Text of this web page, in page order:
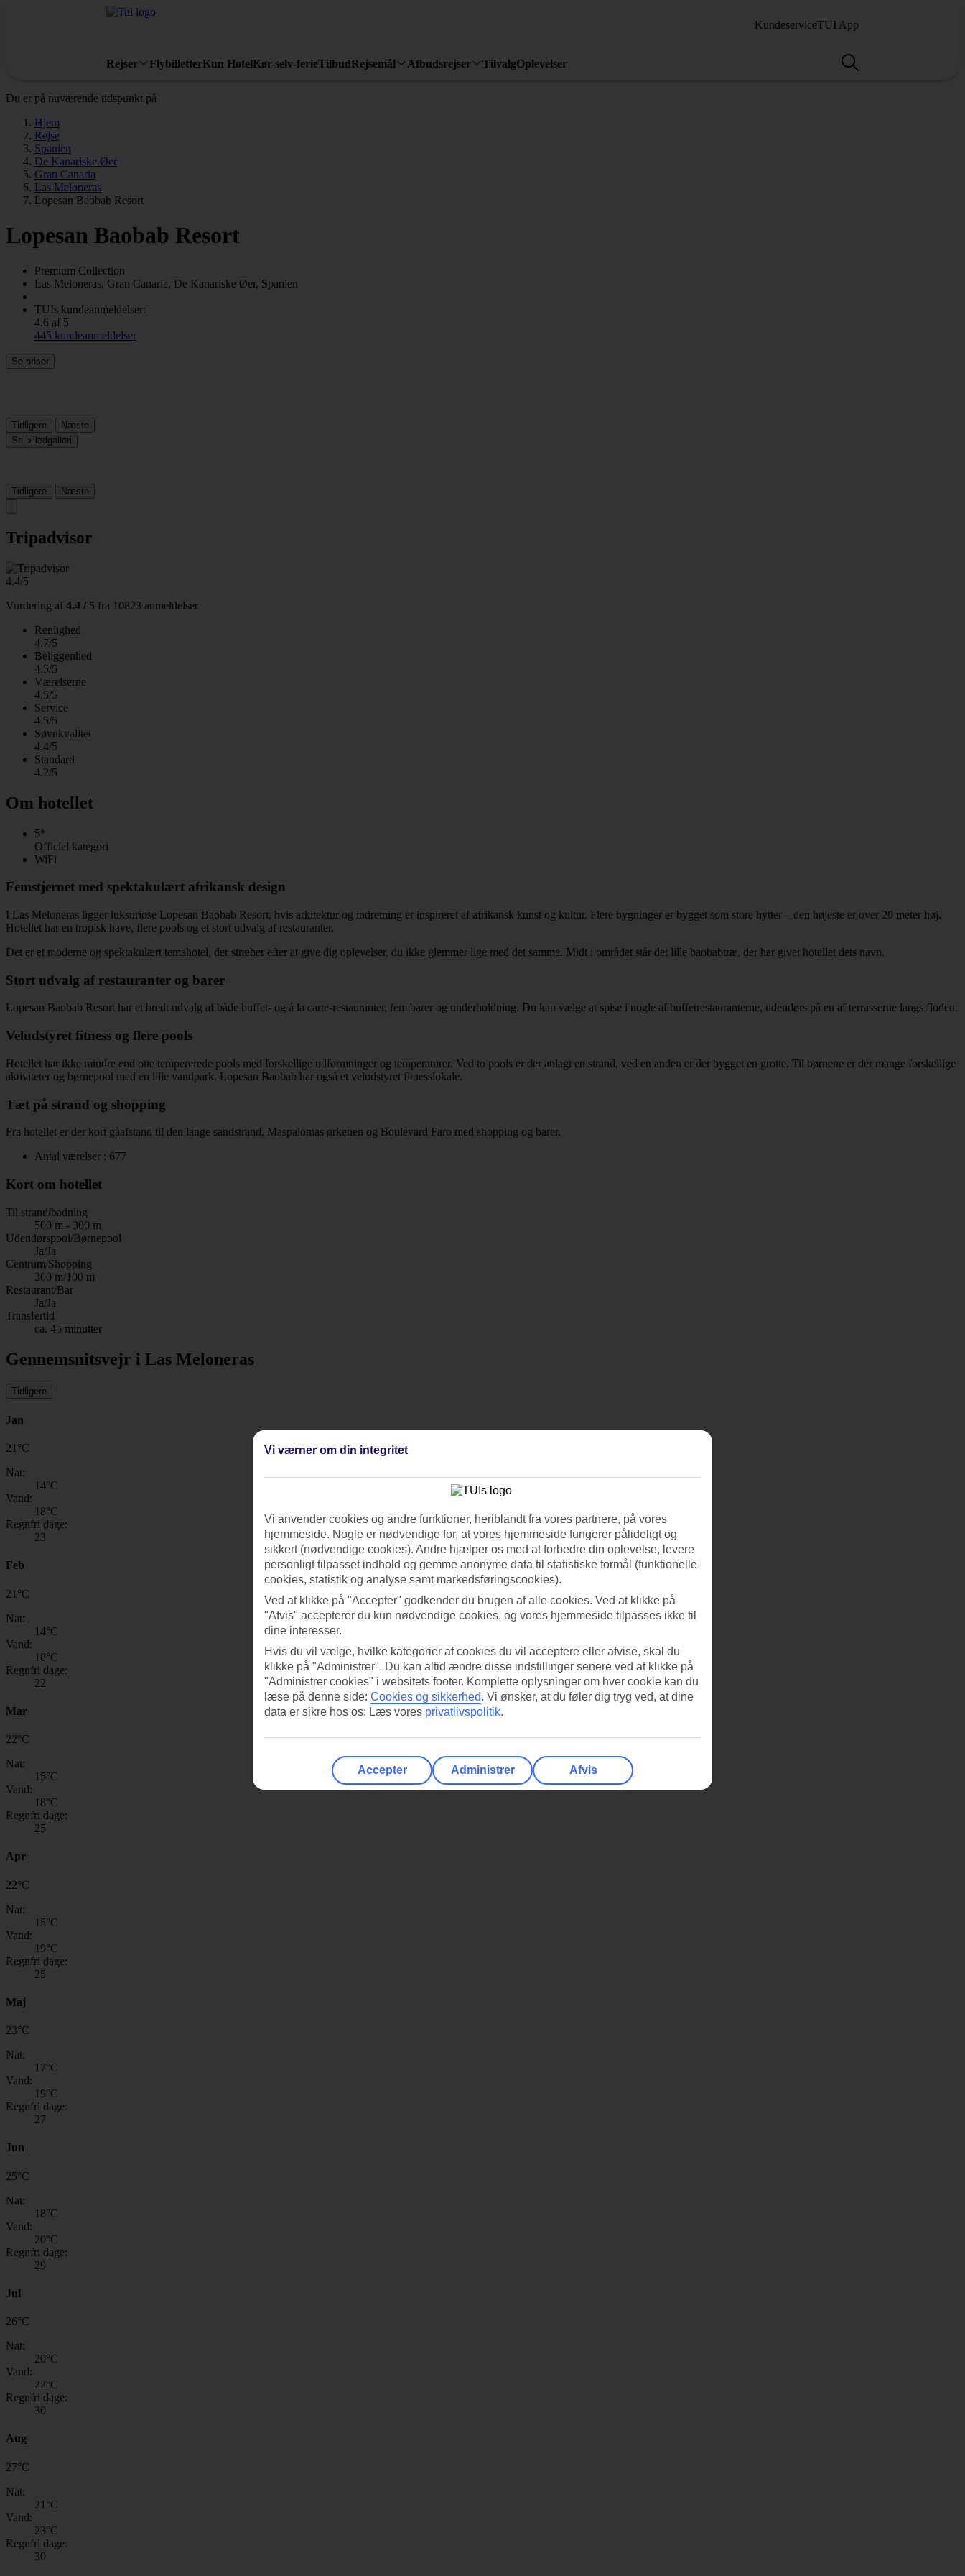
KundeserviceTUI App
Rejser FlybilletterKun HotelKør-selv-ferieTilbudRejsemål Afbudsrejser TilvalgOplevelser
Du er på nuværende tidspunkt på
Hjem
Rejse
Spanien
De Kanariske Øer
Gran Canaria
Las Meloneras
Lopesan Baobab Resort
Lopesan Baobab Resort
Premium Collection
Las Meloneras, Gran Canaria, De Kanariske Øer, Spanien
TUIs kundeanmeldelser:
4.6 af 5
445 kundeanmeldelser
Se priser
Tidligere
Næste
Se billedgalleri
Tidligere Næste
Tripadvisor
4.4/5
Vurdering af 4.4 / 5 fra 10823 anmeldelser
Renlighed
4.7/5
Beliggenhed
4.5/5
Værelserne
4.5/5
Service
4.5/5
Søvnkvalitet
4.4/5
Standard
4.2/5
Om hotellet
5*
Officiel kategori
WiFi
Femstjernet med spektakulært afrikansk design
I Las Meloneras ligger luksuriøse Lopesan Baobab Resort, hvis arkitektur og indretning er inspireret af afrikansk kunst og kultur. Flere bygninger er bygget som store hytter – den højeste er over 20 meter høj.
Hotellet har en tropisk have, flere pools og et stort udvalg af restauranter.
Det er et moderne og spektakulært temahotel, der stræber efter at give dig oplevelser, du ikke glemmer lige med det samme. Midt i området står det lille baobabtræ, der har givet hotellet dets navn.
Stort udvalg af restauranter og barer
Lopesan Baobab Resort har et bredt udvalg af både buffet- og á la carte-restauranter, fem barer og underholdning. Du kan vælge at spise i nogle af buffetrestauranterne, udendørs på en af terrasserne langs floden.
Veludstyret fitness og flere pools
Hotellet har ikke mindre end otte tempererede pools med forskellige udformninger og temperaturer. Ved to pools er der anlagt en strand, ved en anden er der bygget en grotte. Til børnene er der mange forskellige
aktiviteter og børnepool med en lille vandpark. Lopesan Baobab har også et veludstyret fitnesslokale.
Tæt på strand og shopping
Fra hotellet er der kort gåafstand til den lange sandstrand, Maspalomas ørkenen og Boulevard Faro med shopping og barer.
Antal værelser : 677
Kort om hotellet
Til strand/badning
500 m - 300 m
Udendørspool/Børnepool
Ja/Ja
Centrum/Shopping
300 m/100 m
Restaurant/Bar
Ja/Ja
Transfertid
ca. 45 minutter
Gennemsnitsvejr i Las Meloneras
Tidligere
Jan
21 °C
Nat:
14°C
Vand:
18°C
Regnfri dage:
23
Feb
21 °C
Nat:
14°C
Vand:
18°C
Regnfri dage:
22
Mar
22°C
Nat:
15°C
Vand:
18°C
Regnfri dage:
25
Apr
22°C
Nat:
15°C
Vand:
19°C
Regnfri dage:
25
Maj
23°C
Nat:
17°C
Vand:
19°C
Regnfri dage:
27
Jun
25°C
Nat:
18°C
Vand:
20°C
Regnfri dage:
29
Jul
26°C
Nat:
20°C
Vand:
22°C
Regnfri dage:
30
Aug
27°C
Nat:
21 °C
Vand:
23°C
Regnfri dage:
30
Vi værner om din integritet
Vi anvender cookies og andre funktioner, heriblandt fra vores partnere, på vores
hjemmeside. Nogle er nødvendige for, at vores hjemmeside fungerer pålideligt og
sikkert (nødvendige cookies). Andre hjælper os med at forbedre din oplevelse, levere
personligt tilpasset indhold og gemme anonyme data til statistiske formål (funktionelle
cookies, statistik og analyse samt markedsføringscookies).
Ved at klikke på "Accepter" godkender du brugen af alle cookies. Ved at klikke på
"Afvis" accepterer du kun nødvendige cookies, og vores hjemmeside tilpasses ikke til
dine interesser.
Hvis du vil vælge, hvilke kategorier af cookies du vil acceptere eller afvise, skal du
klikke på "Administrer". Du kan altid ændre disse indstillinger senere ved at klikke på
"Administrer cookies" i websitets footer. Komplette oplysninger om hver cookie kan du
læse på denne side: Cookies og sikkerhed. Vi ønsker, at du føler dig tryg ved, at dine
data er sikre hos os: Læs vores privatlivspolitik.
Accepter Administrer Afvis